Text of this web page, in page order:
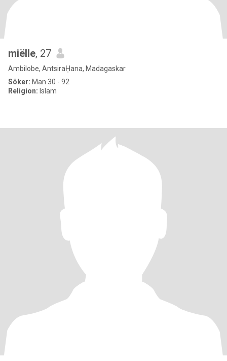
miëlle, 27
Ambilobe, AntsiraḤana, Madagaskar
Söker: Man 30 - 92
Religion: Islam